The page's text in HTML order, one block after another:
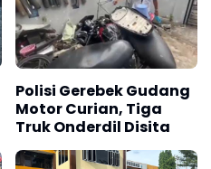
Polisi Gerebek Gudang
Motor Curian, Tiga
Truk Onderdil Disita